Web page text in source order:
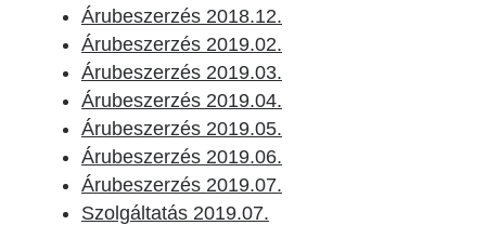
Árubeszerzés 2018.12.
Árubeszerzés 2019.02.
Árubeszerzés 2019.03.
Árubeszerzés 2019.04.
Árubeszerzés 2019.05.
Árubeszerzés 2019.06.
Árubeszerzés 2019.07.
Szolgáltatás 2019.07.